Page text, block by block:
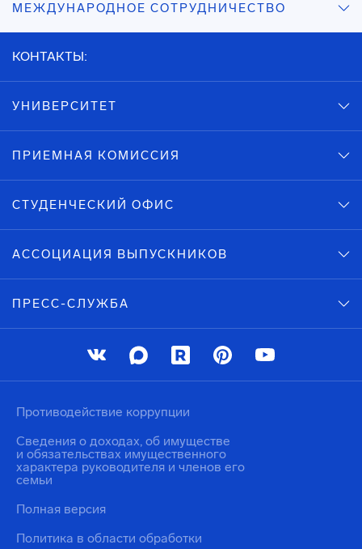
МЕЖДУНАРОДНОЕ СОТРУДНИЧЕСТВО
КОНТАКТЫ:
УНИВЕРСИТЕТ
ПРИЕМНАЯ КОМИССИЯ
СТУДЕНЧЕСКИЙ ОФИС
АССОЦИАЦИЯ ВЫПУСКНИКОВ
ПРЕСС-СЛУЖБА
Политика в области обработки
Противодействие коррупции
Сведения о доходах, об имуществе
и обязательствах имущественного
характера руководителя и членов его
семьи
Полная версия